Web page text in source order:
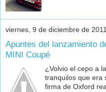
viernes, 9 de diciembre de 2011
Apuntes del lanzamiento
MINI Coupé
¿Volvio el cepo a
tranquilos que era
firma de Oxford